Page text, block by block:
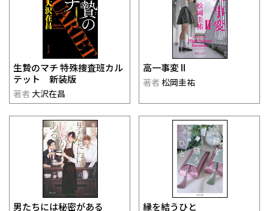
生贄のマチ 特殊捜査班カル
テット 新装版
著者 大沢在昌
高一事変 II
著者 松岡圭祐
男たちには秘密がある 縁を結うひと